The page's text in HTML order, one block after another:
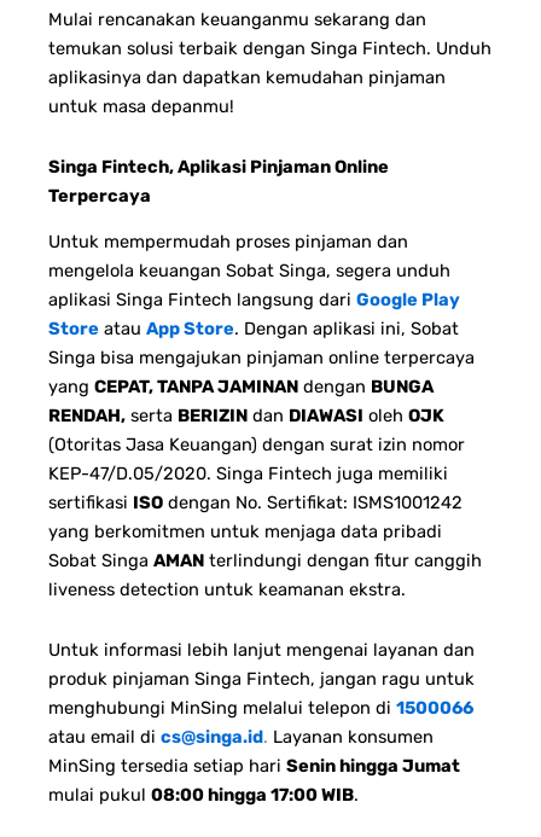
Mulai rencanakan keuanganmu sekarang dan
temukan solusi terbaik dengan Singa Fintech. Unduh
aplikasinya dan dapatkan kemudahan pinjaman
untuk masa depanmu!
Singa Fintech, Aplikasi Pinjaman Online
Terpercaya
Untuk mempermudah proses pinjaman dan
mengelola keuangan Sobat Singa, segera unduh
aplikasi Singa Fintech langsung dari Google Play
Store atau App Store. Dengan aplikasi ini, Sobat
Singa bisa mengajukan pinjaman online terpercaya
yang CEPAT, TANPA JAMINAN dengan BUNGA
RENDAH, serta BERIZIN dan DIAWASI oleh OJK
(Otoritas Jasa Keuangan) dengan surat izin nomor
KEP-47/D.05/2020. Singa Fintech juga memiliki
sertifikasi ISO dengan No. Sertifikat: ISMS1001242
yang berkomitmen untuk menjaga data pribadi
Sobat Singa AMAN terlindungi dengan fitur canggih
liveness detection untuk keamanan ekstra.
Untuk informasi lebih lanjut mengenai layanan dan
produk pinjaman Singa Fintech, jangan ragu untuk
menghubungi MinSing melalui telepon di 1500066
atau email di cs@singa.id. Layanan konsumen
MinSing tersedia setiap hari Senin hingga Jumat
mulai pukul 08:00 hingga 17:00 WIB.